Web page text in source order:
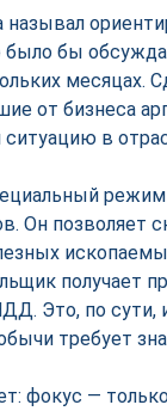
бы
месяцах.
от бизнеса
ситуацию в
Он позволяет
получает
Это, по
требует
фокус —